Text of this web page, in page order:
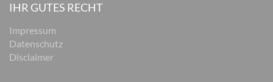
IHR GUTES RECHT
Impressum
Datenschutz
Disclaimer